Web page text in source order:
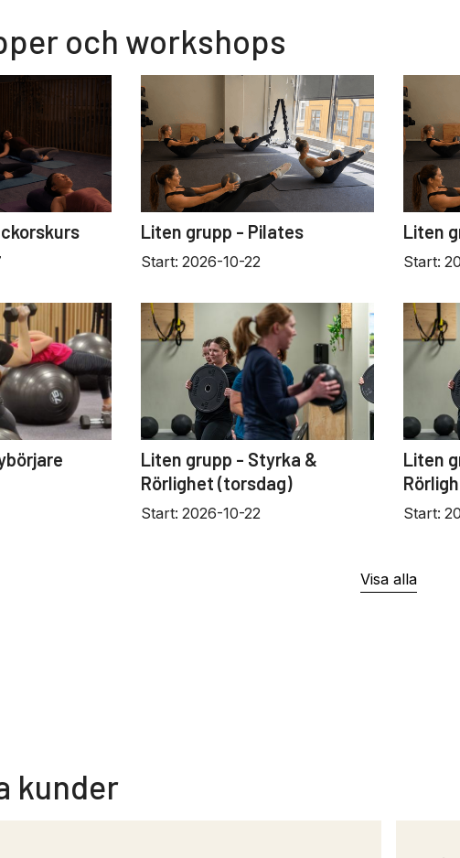
och workshops
Liten grupp - Pilates
Start: 2026-10-22
Liten
Start:
Liten grupp - Styrka &
Rörlighet (torsdag)
Start: 2026-10-22
Liten
Start:
Visa alla
kunder